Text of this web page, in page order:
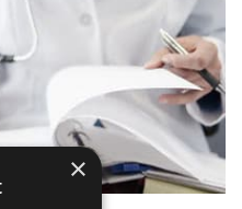
×